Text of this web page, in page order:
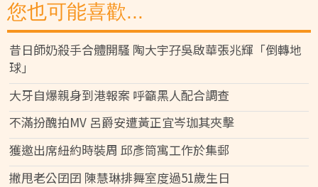
您也可能喜歡...
昔日師奶殺手合體開騷 陶大宇孖吳啟華張兆輝「倒轉地
球」
大牙自爆親身到港報案 呼籲黑人配合調查
不滿扮醜拍MV 呂爵安遭黃正宜岑珈其夾擊
獲邀出席紐約時裝周 邱彥筒寓工作於集郵
撇甩老公囝囝 陳慧琳排舞室度過51歲生日